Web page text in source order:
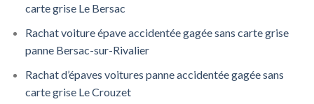
carte grise Le Bersac
Rachat voiture épave accidentée gagée sans carte grise
panne Bersac-sur-Rivalier
Rachat d’épaves voitures panne accidentée gagée sans
carte grise Le Crouzet